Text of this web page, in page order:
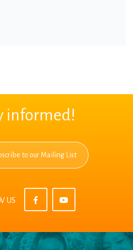
informed!
to our Mailing List
US